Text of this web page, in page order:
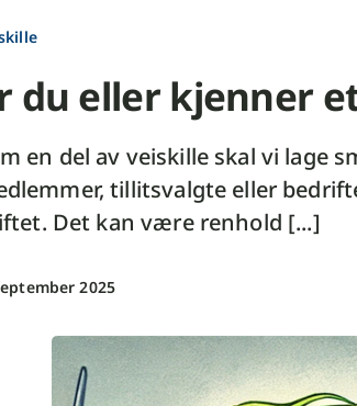
du eller kjenner
en del av veiskille skal vi lage
tillitsvalgte eller
Det kan være renhold [...]
2025